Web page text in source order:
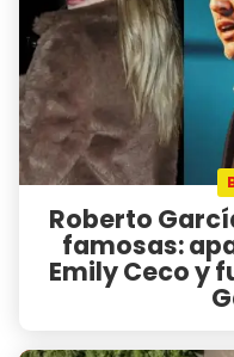
Roberto
famosas:
Emily Ceco y